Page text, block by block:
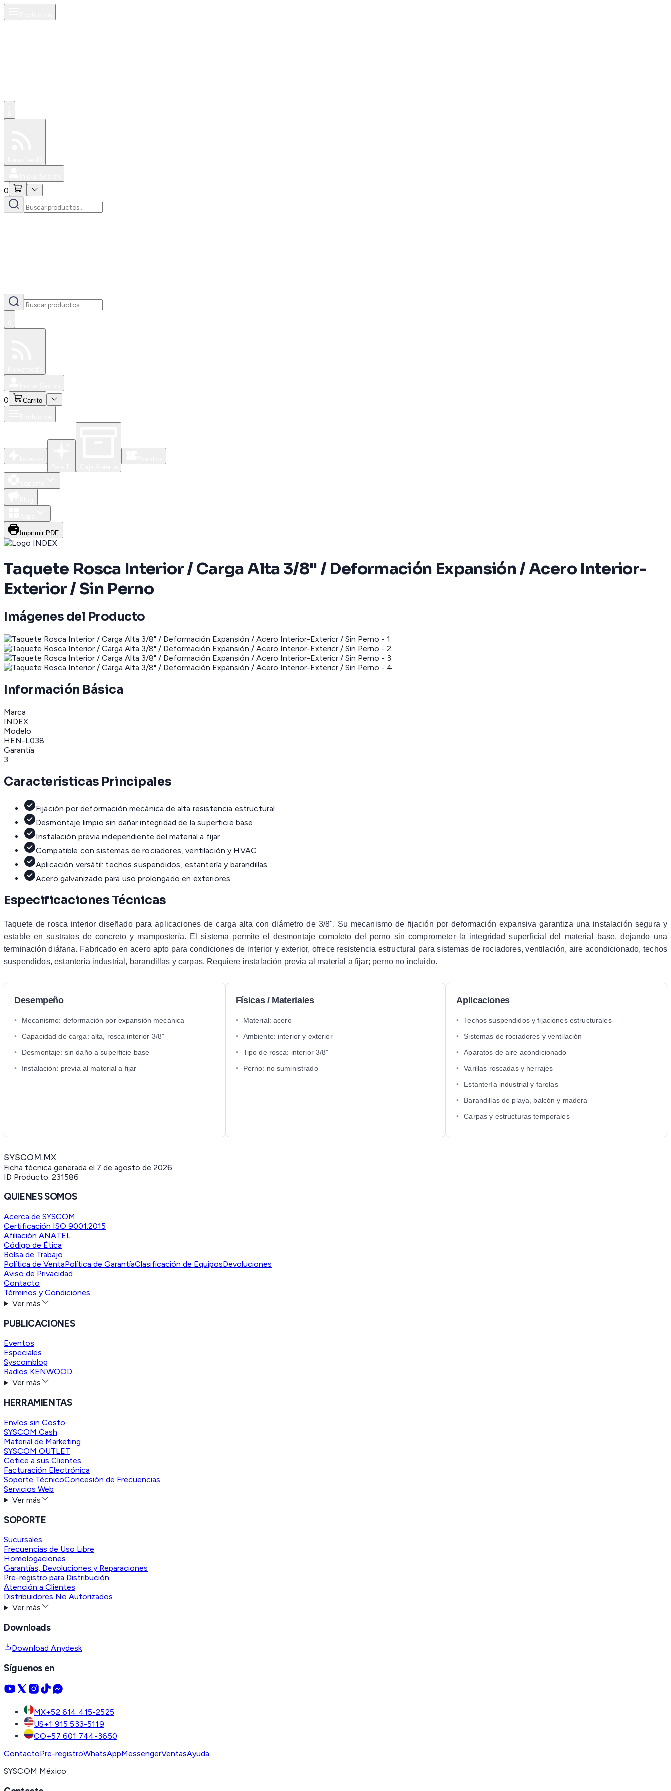
0
0 Carrito
Imprimir PDF
Taquete Rosca Interior / Carga Alta 3/8" / Deformación Expansión / Acero Interior-
Exterior / Sin Perno
Imágenes del Producto
Información Básica
Marca
INDEX
Modelo
HEN-L038
Garantía
3
Características Principales
Fijación por deformación mecánica de alta resistencia estructural
Desmontaje limpio sin dañar integridad de la superficie base
Instalación previa independiente del material a fijar
Compatible con sistemas de rociadores, ventilación y HVAC
Aplicación versátil: techos suspendidos, estantería y barandillas
Acero galvanizado para uso prolongado en exteriores
Especificaciones Técnicas
Taquete de rosca interior diseñado para aplicaciones de carga alta con diámetro de 3/8". Su mecanismo de fijación por deformación expansiva garantiza una instalación segura y
estable en sustratos de concreto y mampostería. El sistema permite el desmontaje completo del perno sin comprometer la integridad superficial del material base, dejando una
terminación diáfana. Fabricado en acero apto para condiciones de interior y exterior, ofrece resistencia estructural para sistemas de rociadores, ventilación, aire acondicionado, techos
suspendidos, estantería industrial, barandillas y carpas. Requiere instalación previa al material a fijar; perno no incluido.
Desempeño
•
Mecanismo: deformación por expansión mecánica
•
Capacidad de carga: alta, rosca interior 3/8"
•
Desmontaje: sin daño a superficie base
•
Instalación: previa al material a fijar
Físicas / Materiales
•
Material: acero
•
Ambiente: interior y exterior
•
Tipo de rosca: interior 3/8"
•
Perno: no suministrado
Aplicaciones
•
Techos suspendidos y fijaciones estructurales
•
Sistemas de rociadores y ventilación
•
Aparatos de aire acondicionado
•
Varillas roscadas y herrajes
•
Estantería industrial y farolas
•
Barandillas de playa, balcón y madera
•
Carpas y estructuras temporales
SYSCOM.MX
Ficha técnica generada el 7 de agosto de 2026
ID Producto: 231586
QUIENES SOMOS
Acerca de SYSCOM
Certificación ISO 9001:2015
Afiliación ANATEL
Código de Ética
Bolsa de Trabajo
Política de VentaPolítica de GarantíaClasificación de EquiposDevoluciones
Aviso de Privacidad
Contacto
Términos y Condiciones
Ver más
PUBLICACIONES
Eventos
Especiales
Syscomblog
Radios KENWOOD
Ver más
HERRAMIENTAS
Envíos sin Costo
SYSCOM Cash
Material de Marketing
SYSCOM OUTLET
Cotice a sus Clientes
Facturación Electrónica
Soporte TécnicoConcesión de Frecuencias
Servicios Web
Ver más
SOPORTE
Sucursales
Frecuencias de Uso Libre
Homologaciones
Garantías, Devoluciones y Reparaciones
Pre-registro para Distribución
Atención a Clientes
Distribuidores No Autorizados
Ver más
Downloads
Download Anydesk
Síguenos en
MX+52 614 415-2525
US+1 915 533-5119
CO+57 601 744-3650
ContactoPre-registroWhatsAppMessengerVentasAyuda
SYSCOM México